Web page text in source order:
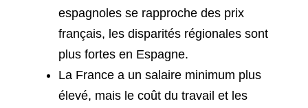
espagnoles se rapproche des prix
français, les disparités régionales sont
plus fortes en Espagne.
La France a un salaire minimum plus
élevé, mais le coût du travail et les